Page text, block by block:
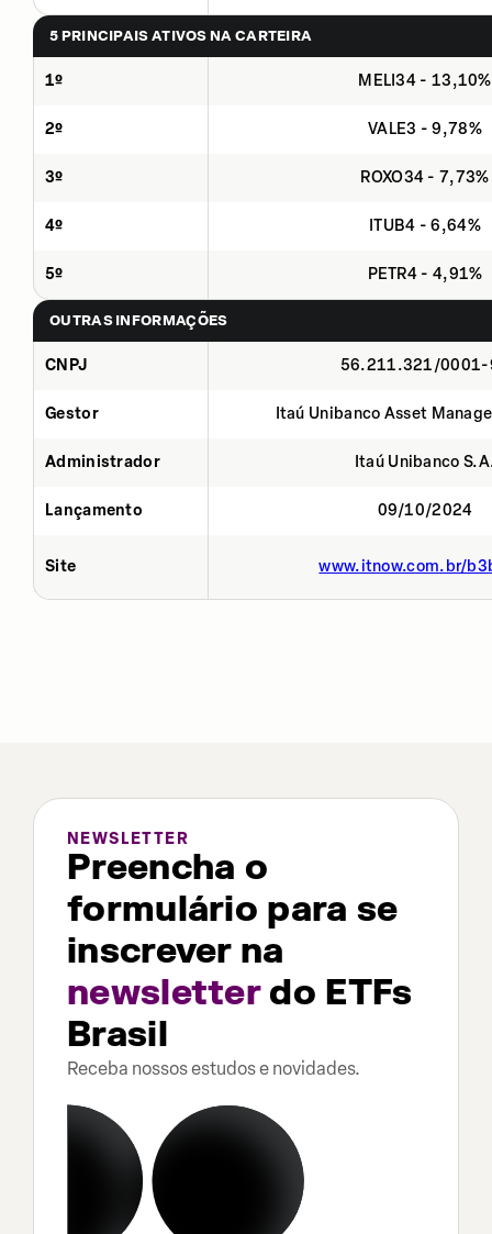
5 PRINCIPAIS ATIVOS NA CARTEIRA
1º MELI34 - 13,10%
2º VALE3 - 9,78%
3º ROXO34 - 7,73%
4º ITUB4 - 6,64%
5º PETR4 - 4,91%
OUTRAS INFORMAÇÕES
CNPJ 56.211.321/
Gestor Itaú Unibanco Asset
Administrador Itaú Unibanco
Lançamento 09/10/2024
Site www.itnow.com.br/
NEWSLETTER
Preencha o
formulário para se
inscrever na
newsletterdo ETFs
Brasil
Receba nossos estudos e novidades.